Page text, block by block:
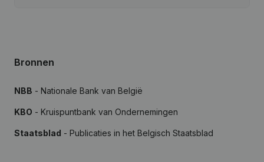
Bronnen
NBB - Nationale Bank van België
KBO - Kruispuntbank van Ondernemingen
Staatsblad - Publicaties in het Belgisch Staatsblad